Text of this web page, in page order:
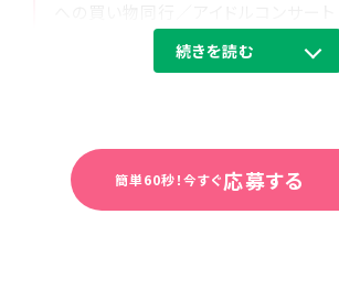
続きを読む
への同伴など
例）食事・入浴・排せつ介助・着替え・洗
顔・歯磨きなどの生活動作のサポート
など
簡単60秒！今すぐ応募する